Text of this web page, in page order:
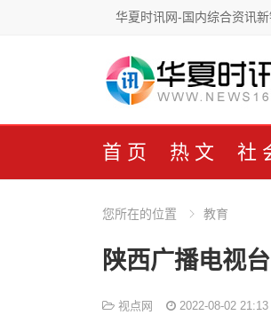
华夏时讯网-国内综合资讯
首页 热文 社
您所在的位置 教育
陕西广播电视
视点网 2022-08-02 21:13